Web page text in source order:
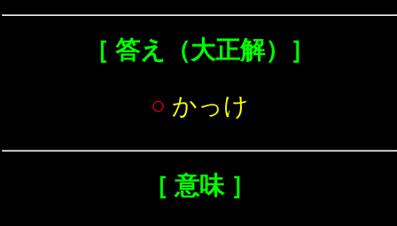
［ 答え（大正解）］
○ かっけ
［ 意味 ］